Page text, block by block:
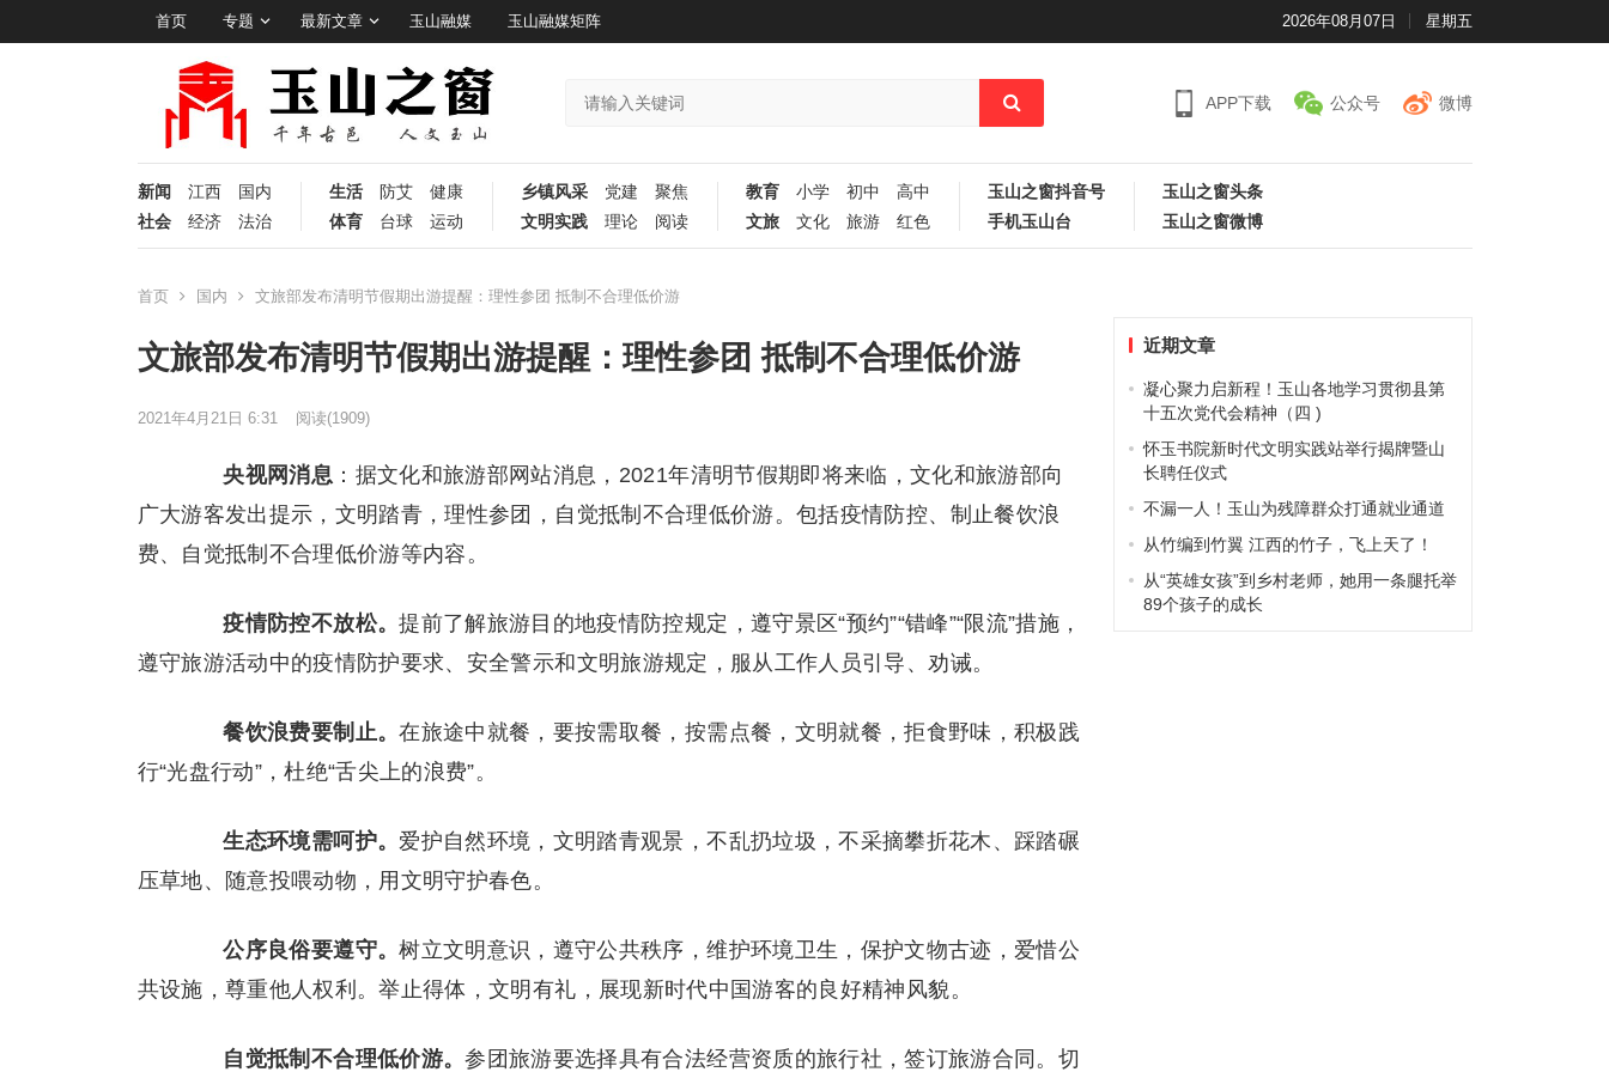
首页 专题 最新文章 玉山融媒 玉山融媒矩阵 2026年08月07日 星期五
APP下载 公众号 微博
新闻 江西
国内
社会
经济 法治
生活 防艾
健康
体育
台球 运动
乡镇风采 党建
聚焦
文明实践
理论 阅读
教育 小学 初中
高中
文旅
文化 旅游 红色
玉山之窗抖音号
手机玉山台
玉山之窗头条
玉山之窗微博
首页 国内 文旅部发布清明节假期出游提醒：理性参团 抵制不合理低价游
文旅部发布清明节假期出游提醒：理性参团 抵制不合理低价游
2021年4月21日 6:31 阅读(1909)
央视网消息 ：据文化和旅游部网站消息，2021年清明节假期即将来临，文化和旅游部向
广大游客发出提示，文明踏青，理性参团，自觉抵制不合理低价游。包括疫情防控、制止餐饮浪
费、自觉抵制不合理低价游等内容。
疫情防控不放松。提前了解旅游目的地疫情防控规定，遵守景区“预约”“错峰”“限流”措施，
遵守旅游活动中的疫情防护要求、安全警示和文明旅游规定，服从工作人员引导、劝诫。
餐饮浪费要制止。在旅途中就餐，要按需取餐，按需点餐，文明就餐，拒食野味，积极践
行“光盘行动”，杜绝“舌尖上的浪费”。
生态环境需呵护。爱护自然环境，文明踏青观景，不乱扔垃圾，不采摘攀折花木、踩踏碾
压草地、随意投喂动物，用文明守护春色。
公序良俗要遵守。树立文明意识，遵守公共秩序，维护环境卫生，保护文物古迹，爱惜公
共设施，尊重他人权利。举止得体，文明有礼，展现新时代中国游客的良好精神风貌。
自觉抵制不合理低价游。参团旅游要选择具有合法经营资质的旅行社，签订旅游合同。切
近期文章
凝心聚力启新程！玉山各地学习贯彻县第
十五次党代会精神（四 )
怀玉书院新时代文明实践站举行揭牌暨山
长聘任仪式
不漏一人！玉山为残障群众打通就业通道
从竹编到竹翼 江西的竹子，飞上天了！
从“英雄女孩”到乡村老师，她用一条腿托举
89个孩子的成长